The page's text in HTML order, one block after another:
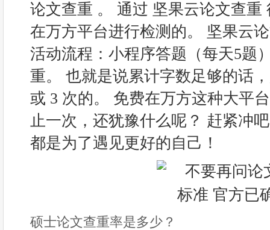
论文查重 。 通过 坚果云论文查重
在万方平台进行检测的。 坚果云
活动流程：小程序答题（每天5
重。 也就是说累计字数足够的话
或 3 次的。 免费在万方这种大平
止一次，还犹豫什么呢？ 赶紧冲
都是为了遇见更好的自己！
硕士论文查重率是多少？